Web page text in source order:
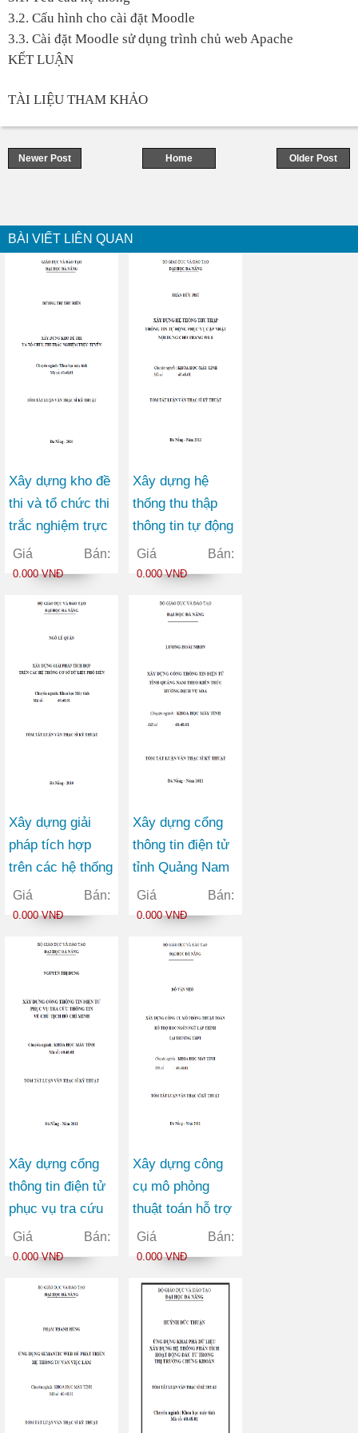
3.2. Cấu hình cho cài đặt Moodle
3.3. Cài đặt Moodle sử dụng trình chủ web Apache
KẾT LUẬN
TÀI LIỆU THAM KHẢO
Newer Post Older Post
Home
BÀI VIẾT LIÊN QUAN
Xây dựng kho đề
thi và tổ chức thi
trắc nghiệm trực
tuyến
Giá Bán:
0.000 VNĐ
Xây dựng hệ
thống thu thập
thông tin tự động
phục vụ cập nhật
nội dung cho
Giá Bán:
0.000 VNĐ
Xây dựng giải
pháp tích hợp
trên các hệ thống
cơ sở dữ liệu
phổ biến
Giá Bán:
0.000 VNĐ
Xây dựng cổng
thông tin điện tử
tỉnh Quảng Nam
theo kiến trúc
hướng dịch vụ
Giá Bán:
0.000 VNĐ
Xây dựng cổng
thông tin điện tử
phục vụ tra cứu
thông tin về chủ
tịch Hồ Chí Minh
Giá Bán:
0.000 VNĐ
Xây dựng công
cụ mô phỏng
thuật toán hỗ trợ
học ngôn ngữ lập
trình tại trường
Giá Bán:
0.000 VNĐ